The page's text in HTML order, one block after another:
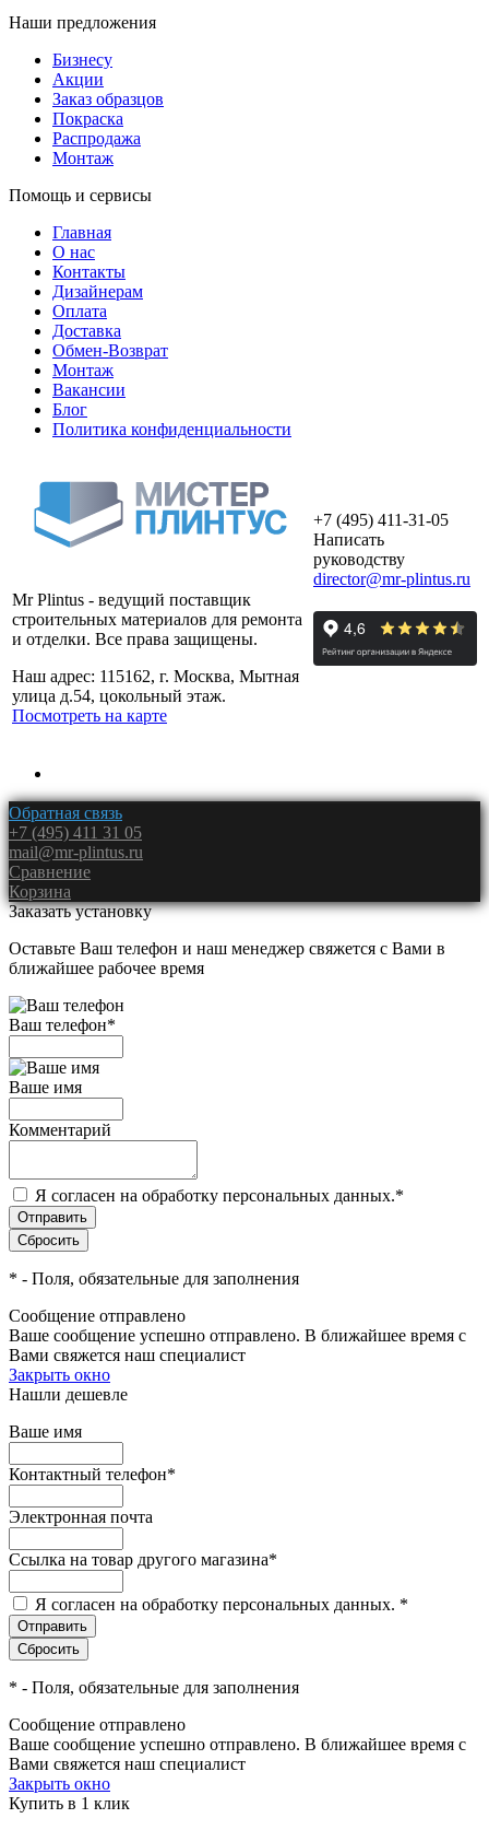
Наши предложения
Бизнесу
Акции
Заказ образцов
Покраска
Распродажа
Монтаж
Помощь и сервисы
Главная
О нас
Контакты
Дизайнерам
Оплата
Доставка
Обмен-Возврат
Монтаж
Вакансии
Блог
Политика конфиденциальности
Mr Plintus - ведущий поставщик
строительных материалов для ремонта
и отделки. Все права защищены.
Наш адрес: 115162, г. Москва, Мытная
улица д.54, цокольный этаж.
Посмотреть на карте
+7 (495) 411-31-05
Написать
руководству
director@mr-plintus.ru
Обратная связь
+7 (495) 411 31 05
mail@mr-plintus.ru
Сравнение
Корзина
Заказать установку
Оставьте Ваш телефон и наш менеджер свяжется с Вами в
ближайшее рабочее время
Ваш телефон*
Ваше имя
Комментарий
Я согласен на обработку персональных данных.*
* - Поля, обязательные для заполнения
Сообщение отправлено
Ваше сообщение успешно отправлено. В ближайшее время с
Вами свяжется наш специалист
Закрыть окно
Нашли дешевле
Ваше имя
Контактный телефон*
Электронная почта
Ссылка на товар другого магазина*
Я согласен на обработку персональных данных. *
* - Поля, обязательные для заполнения
Сообщение отправлено
Ваше сообщение успешно отправлено. В ближайшее время с
Вами свяжется наш специалист
Закрыть окно
Купить в 1 клик